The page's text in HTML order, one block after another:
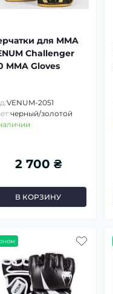
для MMA
Challenger
MMA Gloves
VENUM-2051
черный/золотой
2 700 ₴
В КОРЗИНУ